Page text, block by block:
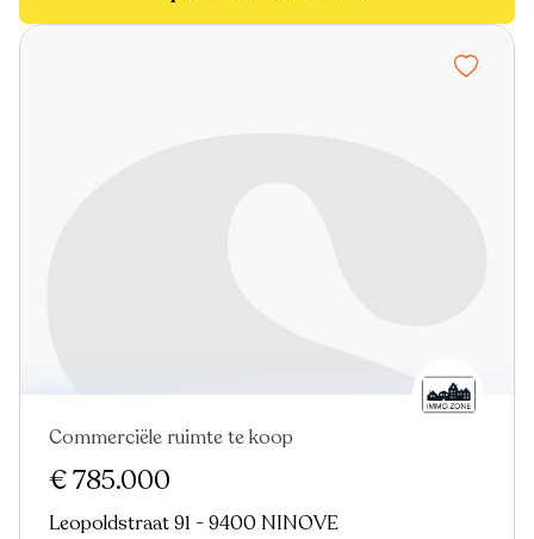
Nieuw
Commerciële ruimte te koop
€ 785.000
Leopoldstraat 91 - 9400 NINOVE